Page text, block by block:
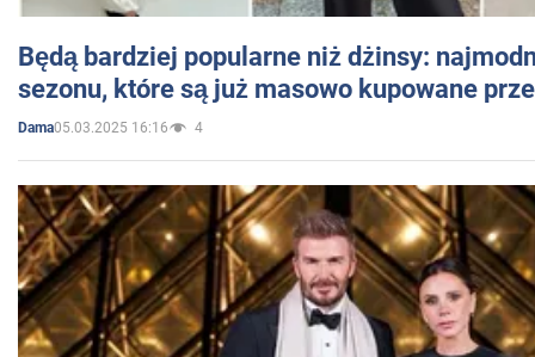
Będą bardziej popularne niż dżinsy:
sezonu, które są już masowo kupowane
Dama05.03.2025 16:16 4